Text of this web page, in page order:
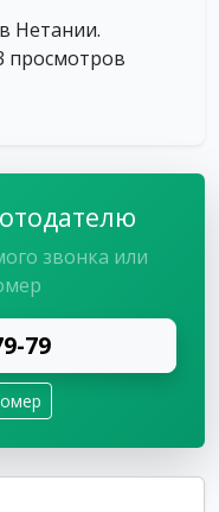
Нетании.
просмотров
звонка или
79